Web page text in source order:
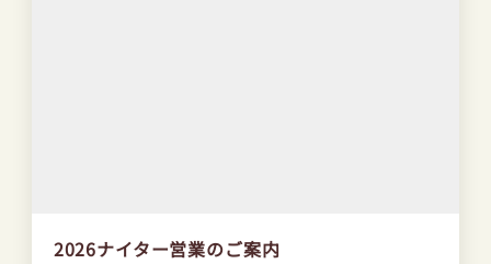
2026ナイター営業のご案内